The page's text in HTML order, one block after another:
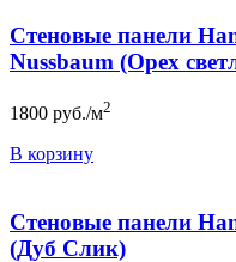
Стеновые панели
Nussbaum (Орех
1800 руб./м2
В корзину
Стеновые панели
(Дуб Слик)